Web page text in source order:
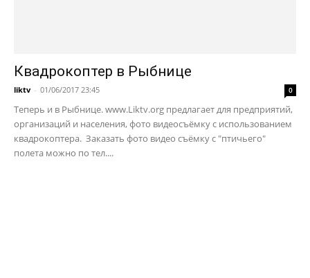
Квадрокоптер в Рыбнице
liktv - 01/06/2017 23:45 0
Теперь и в Рыбнице. www.Liktv.org предлагает для предприятий,
организаций и населения, фото видеосъёмку с использованием
квадрокоптера. Заказать фото видео съёмку с "птичьего"
полета можно по тел....